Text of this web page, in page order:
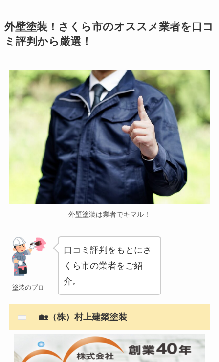
外壁塗装！さくら市のオススメ業者を口コ
ミ評判から厳選！
外壁塗装は業者でキマル！
塗装のプロ
口コミ評判をもとにさ
くら市の業者をご紹
介。
🏡（株）村上建築塗装